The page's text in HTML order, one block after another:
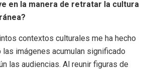
en la manera de retratar la cultura
contextos culturales me ha hecho
imágenes acumulan significado
las audiencias. Al reunir figuras de